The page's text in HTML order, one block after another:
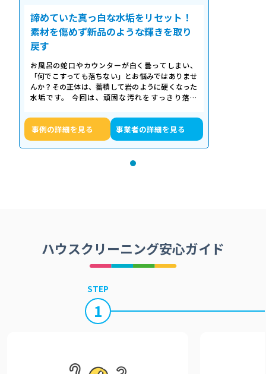
諦めていた真っ白な水垢をリセット！
素材を傷めず新品のような輝きを取り
戻す
お風呂の蛇口やカウンターが白く曇ってしまい、
「何でこすっても落ちない」とお悩みではありませ
んか？その正体は、蓄積して岩のように硬くなった
水垢です。 今回は、頑固な汚れをすっきり落と
事例の詳細を見る 事業者の詳細を見る
ハウスクリーニング安心ガイド
STEP
1